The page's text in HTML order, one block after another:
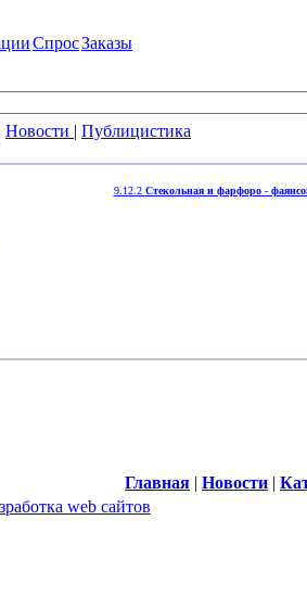
СпросЗаказы
Новости | Публицистика
9.12.2 Стекольная и фарфоро -
Главная | Новости |
web сайтов